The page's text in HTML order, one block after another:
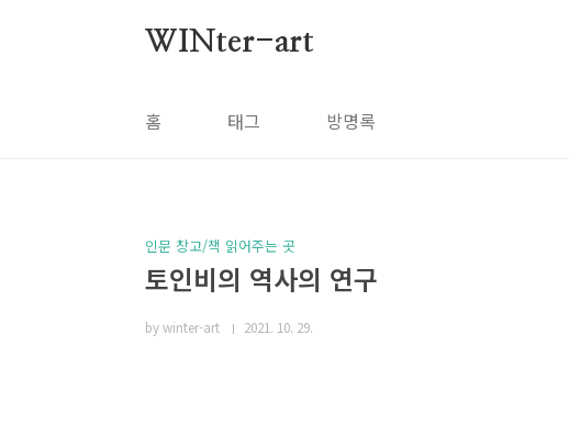
WINter-art
홈 태그 방명록
인문 창고/책 읽어주는 곳
토인비의 역사의 연구
by winter-art 2021. 10. 29.